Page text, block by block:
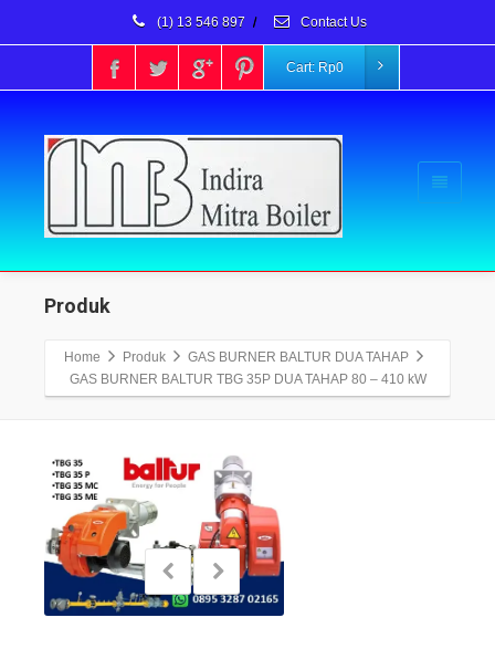
(1) 13 546 897 / Contact Us
Cart: Rp0
Produk
Home Produk
GAS BURNER BALTUR DUA TAHAP
GAS BURNER BALTUR TBG 35P DUA TAHAP 80 – 410 kW